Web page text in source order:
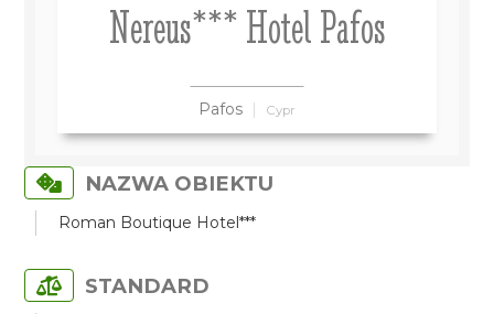
Nereus*** Hotel Pafos
Pafos Cypr
NAZWA OBIEKTU
Roman Boutique Hotel***
STANDARD